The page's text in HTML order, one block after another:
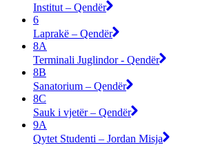
Institut – Qendër
6
Laprakë – Qendër
8A
Terminali Juglindor - Qendër
8B
Sanatorium – Qendër
8C
Sauk i vjetër – Qendër
9A
Qytet Studenti – Jordan Misja